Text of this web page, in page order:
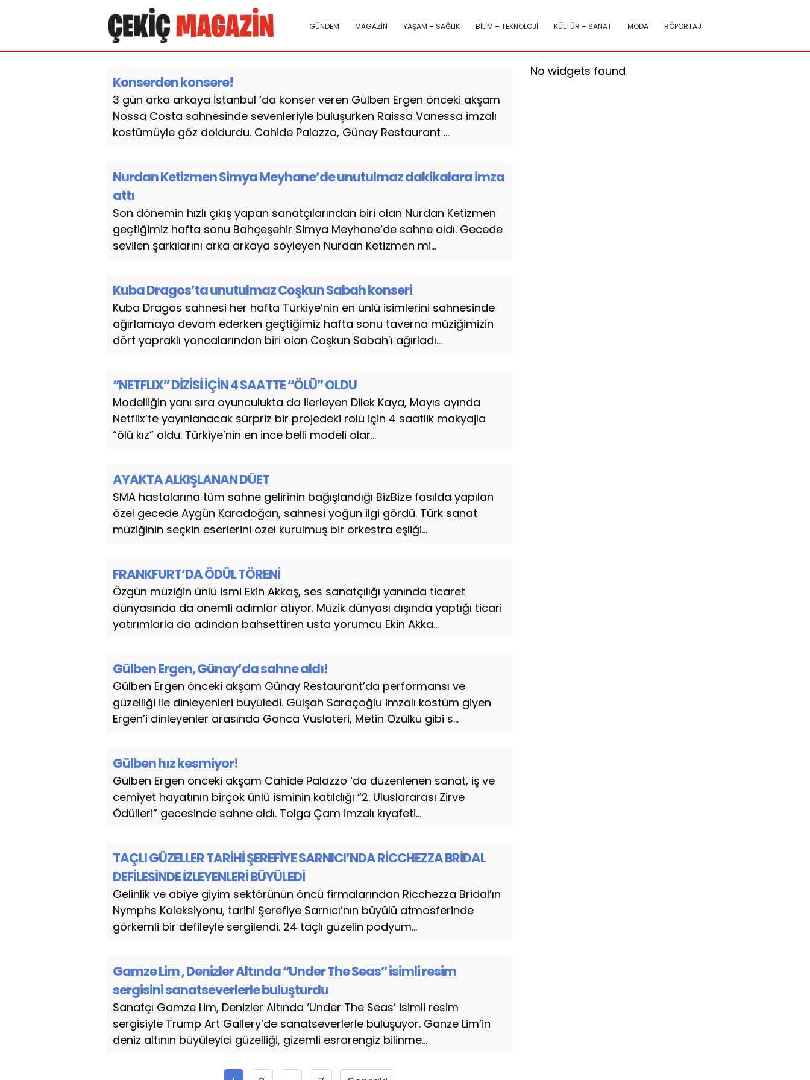
GÜNDEM MAGAZİN YAŞAM – SAĞLIK BİLİM – TEKNOLOJİ KÜLTÜR – SANAT MODA RÖPORTAJ
Konserden konsere!
3 gün arka arkaya İstanbul ‘da konser veren Gülben Ergen önceki akşam
Nossa Costa sahnesinde sevenleriyle buluşurken Raissa Vanessa imzalı
kostümüyle göz doldurdu. Cahide Palazzo, Günay Restaurant ...
Nurdan Ketizmen Simya Meyhane’de unutulmaz dakikalara imza
attı
Son dönemin hızlı çıkış yapan sanatçılarından biri olan Nurdan Ketizmen
geçtiğimiz hafta sonu Bahçeşehir Simya Meyhane’de sahne aldı. Gecede
sevilen şarkılarını arka arkaya söyleyen Nurdan Ketizmen mi...
Kuba Dragos’ta unutulmaz Coşkun Sabah konseri
Kuba Dragos sahnesi her hafta Türkiye’nin en ünlü isimlerini sahnesinde
ağırlamaya devam ederken geçtiğimiz hafta sonu taverna müziğimizin
dört yapraklı yoncalarından biri olan Coşkun Sabah’ı ağırladı...
“NETFLIX” DİZİSİ İÇİN 4 SAATTE “ÖLÜ” OLDU
Modelliğin yanı sıra oyunculukta da ilerleyen Dilek Kaya, Mayıs ayında
Netflix’te yayınlanacak sürpriz bir projedeki rolü için 4 saatlik makyajla
“ölü kız” oldu. Türkiye’nin en ince belli modeli olar...
AYAKTA ALKIŞLANAN DÜET
SMA hastalarına tüm sahne gelirinin bağışlandığı BizBize fasılda yapılan
özel gecede Aygün Karadoğan, sahnesi yoğun ilgi gördü. Türk sanat
müziğinin seçkin eserlerini özel kurulmuş bir orkestra eşliği...
FRANKFURT’DA ÖDÜL TÖRENİ
Özgün müziğin ünlü ismi Ekin Akkaş, ses sanatçılığı yanında ticaret
dünyasında da önemli adımlar atıyor. Müzik dünyası dışında yaptığı ticari
yatırımlarla da adından bahsettiren usta yorumcu Ekin Akka...
Gülben Ergen, Günay’da sahne aldı!
Gülben Ergen önceki akşam Günay Restaurant’da performansı ve
güzelliği ile dinleyenleri büyüledi. Gülşah Saraçoğlu imzalı kostüm giyen
Ergen’i dinleyenler arasında Gonca Vuslateri, Metin Özülkü gibi s...
Gülben hız kesmiyor!
Gülben Ergen önceki akşam Cahide Palazzo ‘da düzenlenen sanat, iş ve
cemiyet hayatının birçok ünlü isminin katıldığı “2. Uluslararası Zirve
Ödülleri” gecesinde sahne aldı. Tolga Çam imzalı kıyafeti...
TAÇLI GÜZELLER TARİHİ ŞEREFİYE SARNICI’NDA RİCCHEZZA BRİDAL
DEFİLESİNDE İZLEYENLERİ BÜYÜLEDİ
Gelinlik ve abiye giyim sektörünün öncü firmalarından Ricchezza Bridal’ın
Nymphs Koleksiyonu, tarihi Şerefiye Sarnıcı’nın büyülü atmosferinde
görkemli bir defileyle sergilendi. 24 taçlı güzelin podyum...
Gamze Lim , Denizler Altında “Under The Seas” isimli resim
sergisini sanatseverlerle buluşturdu
Sanatçı Gamze Lim, Denizler Altında ‘Under The Seas’ isimli resim
sergisiyle Trump Art Gallery’de sanatseverlerle buluşuyor. Ganze Lim’in
deniz altının büyüleyici güzelliği, gizemli esrarengiz bilinme...
No widgets found